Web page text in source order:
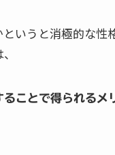
いうと消極的な性
ことで得られるメ